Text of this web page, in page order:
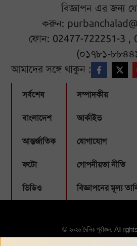
বিজ্ঞাপন এর জন্য
করুন:
ফোন: 02477-722251-3 ,
(০১৭৮১-
আমাদের সঙ্গে থাকুন :
সর্বশেষ
বাংলাদেশ
আন্তর্জাতিক
ফটো
ভিডিও
সম্পাদকীয়
আর্কাইভ
যোগাযোগ
গোপনীয়তা নীতি
বিজ্ঞাপনের মূল্য
© ২০২৬ দৈনিক পূর্বাঞ্চল. All
Designed & Developed